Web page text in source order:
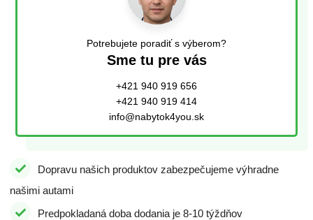
Potrebujete poradiť s výberom?
Sme tu pre vás
+421 940 919 656
+421 940 919 414
info@nabytok4you.sk
Dopravu našich produktov zabezpečujeme výhradne
našimi autami
Predpokladaná doba dodania je 8-10 týždňov